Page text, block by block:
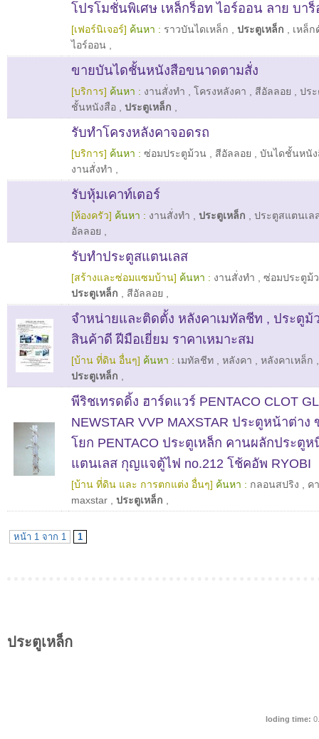
โปรโมชั่นพิเศษ เหล็กร็อท ไอร์ออน ลาย บา
[เฟอร์นิเจอร์] ค้นหา : ราวบันไดเหล็ก ประตูเหล็ก
เหล็
ไอร์ออน
ขายบันไดชั้นหนังสือขนาดตามสั่ง
[บริการ] ค้นหา : งานสั่งทำ โครงหลังคา สีอัลลอย
ปร
ชั้นหนังสือ
ประตูเหล็ก
รับทำโครงหลังคาจอดรถ
[บริการ] ค้นหา : ซ่อมประตูม้วน สีอัลลอย
บันไดชั้นหนัง
งานสั่งทำ
รับหุ้มเคาท์เตอร์
[ห้องครัว] ค้นหา : งานสั่งทำ ประตูเหล็ก
ประตูสแตนเล
อัลลอย
รับทำประตูสแตนเลส
[สร้างและซ่อมแซมบ้าน] ค้นหา : งานสั่งทำ
ซ่อมประตูม้
ประตูเหล็ก
สีอัลลอย
จำหน่ายและติดตั้ง หลังคาเมทัลชีท , ประตูม้
สินค้าดี ฝีมือเยี่ยม ราคาเหมาะสม
[บ้าน ที่ดิน อื่นๆ] ค้นหา : เมทัลชีท หลังคา หลังคาเหล็ก
ประตูเหล็ก
พีริชเทรดดิ้ง ฮาร์ดแวร์ PENTACO CLOT
NEWSTAR VVP MAXSTAR ประตูหน้าต่า
โยก PENTACO ประตูเหล็ก คานผลักประตู
แตนเลส กุญแจตู้ไฟ no.212 โช้คอัพ RYOBI
[บ้าน ที่ดิน และ การตกแต่ง อื่นๆ] ค้นหา : กลอนสปริง
ค
maxstar
ประตูเหล็ก
หน้า 1 จาก 1 1
ประตูเหล็ก
loding time: